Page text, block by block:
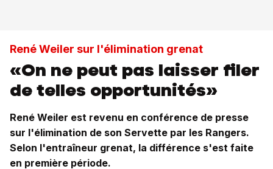
René Weiler sur l'élimination grenat
«On ne peut pas laisser filer
de telles opportunités»
René Weiler est revenu en conférence de presse
sur l'élimination de son Servette par les Rangers.
Selon l'entraîneur grenat, la différence s'est faite
en première période.